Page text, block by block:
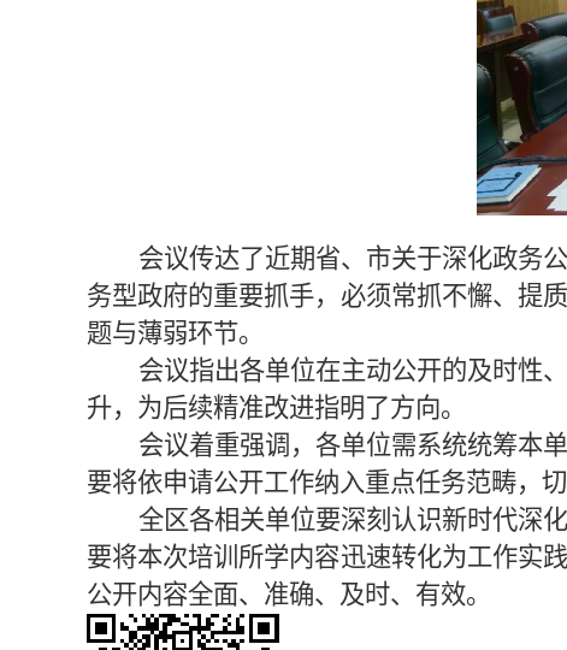
会议传达了近期省、市关于深化政务
务型政府的重要抓手，必须常抓不懈、提
题与薄弱环节。
会议指出各单位在主动公开的及时性
升，为后续精准改进指明了方向。
会议着重强调，各单位需系统统筹本
要将依申请公开工作纳入重点任务范畴，
全区各相关单位要深刻认识新时代深
要将本次培训所学内容迅速转化为工作实
公开内容全面、准确、及时、有效。